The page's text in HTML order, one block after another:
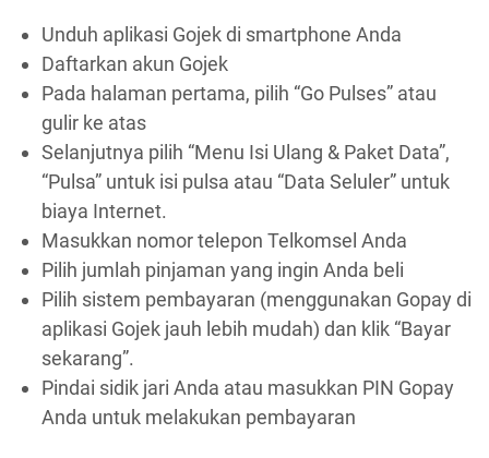
Unduh aplikasi Gojek di smartphone Anda
Daftarkan akun Gojek
Pada halaman pertama, pilih “Go Pulses” atau
gulir ke atas
Selanjutnya pilih “Menu Isi Ulang & Paket Data”,
“Pulsa” untuk isi pulsa atau “Data Seluler” untuk
biaya Internet.
Masukkan nomor telepon Telkomsel Anda
Pilih jumlah pinjaman yang ingin Anda beli
Pilih sistem pembayaran (menggunakan Gopay di
aplikasi Gojek jauh lebih mudah) dan klik “Bayar
sekarang”.
Pindai sidik jari Anda atau masukkan PIN Gopay
Anda untuk melakukan pembayaran